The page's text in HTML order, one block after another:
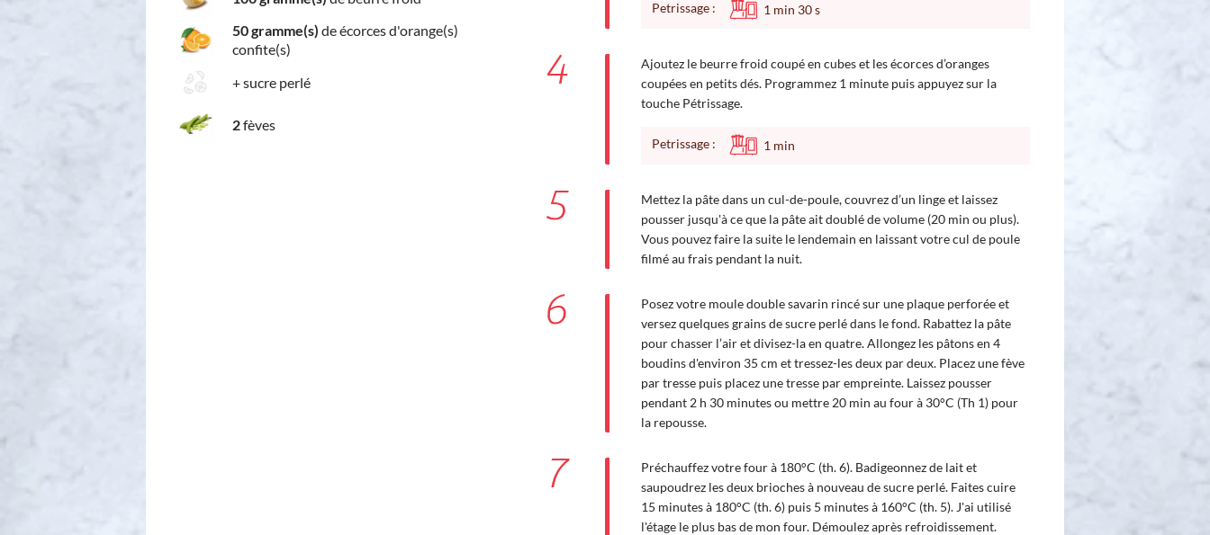
50 gramme(s) de écorces d'orange(s)
confite(s)
+sucre perlé
2fèves
Petrissage : 1 min 30s
4
Ajoutez le beurre froid coupé en cubes et les écorces d’oranges
coupées en petits dés. Programmez 1 minute puis appuyez sur la
touche Pétrissage.
Petrissage : 1 min
5
Mettez la pâte dans un cul-de-poule, couvrez d’un linge et laissez
pousser jusqu'à ce que la pâte ait doublé de volume (20 min ou plus).
Vous pouvez faire la suite le lendemain en laissant votre cul de poule
filmé au frais pendant la nuit.
6
Posez votre moule double savarin rincé sur une plaque perforée et
versez quelques grains de sucre perlé dans le fond. Rabattez la pâte
pour chasser l’air et divisez-la en quatre. Allongez les pâtons en 4
boudins d'environ 35 cm et tressez-les deux par deux. Placez une fève
par tresse puis placez une tresse par empreinte. Laissez pousser
pendant 2 h 30 minutes ou mettre 20 min au four à 30°C (Th 1) pour
la repousse.
7
Préchauffez votre four à 180°C (th. 6). Badigeonnez de lait et
saupoudrez les deux brioches à nouveau de sucre perlé. Faites cuire
15 minutes à 180°C (th. 6) puis 5 minutes à 160°C (th. 5). J'ai utilisé
l'étage le plus bas de mon four. Démoulez après refroidissement.